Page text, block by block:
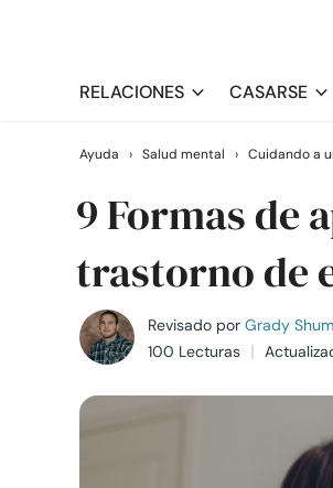
RELACIONES CASARSE
Ayuda › Salud mental › Cuidando a
9 Formas de
trastorno de
Revisado por Grady
100 Lecturas